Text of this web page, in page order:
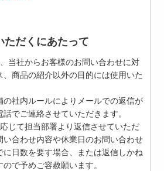
ただくにあたって
当社からお客様のお問い合わせに対
、商品の紹介以外の目的には使用いた
の社内ルールによりメールでの返信が
でご連絡させていただきます。
じて担当部署より返信させていただ
い合わせ内容や休業日のお問い合わせ
に日数を要す場合、または返信しかね
で予めご容赦願います。